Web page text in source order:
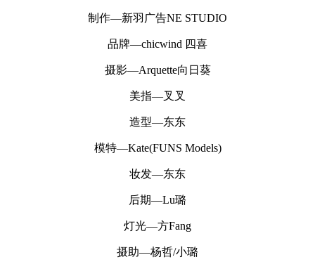
制作—新羽广告NE STUDIO
品牌—chicwind 四喜
摄影—Arquette向日葵
美指—叉叉
造型—东东
模特—Kate(FUNS Models)
妆发—东东
后期—Lu璐
灯光—方Fang
摄助—杨哲/小璐